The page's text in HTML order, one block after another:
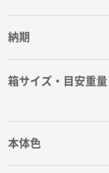
納期
箱サイズ・目安重量
本体色